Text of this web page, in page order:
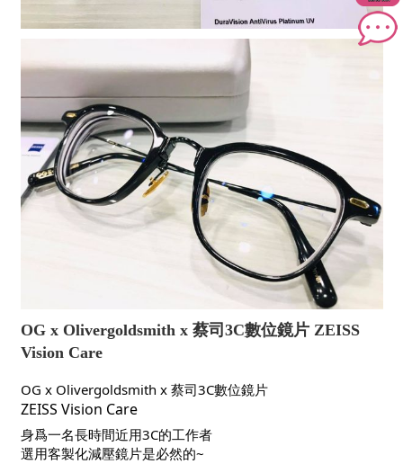
OG x Olivergoldsmith x 蔡司3C數位鏡片 ZEISS
Vision Care
OG x Olivergoldsmith x 蔡司3C數位鏡片
ZEISS Vision Care
身爲一名長時間近用3C的工作者
選用客製化減壓鏡片是必然的~